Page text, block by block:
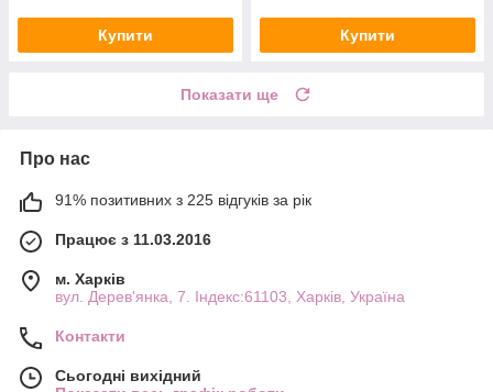
Купити Купити
Показати ще
Про нас
91% позитивних з 225 відгуків за рік
Працює з 11.03.2016
м. Харків
вул. Дерев'янка, 7. Індекс:61103, Харків, Україна
Контакти
Сьогодні вихідний